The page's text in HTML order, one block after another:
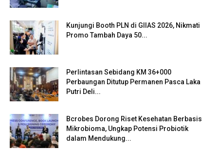
Kunjungi Booth PLN di GIIAS 2026, Nikmati
Promo Tambah Daya 50...
Perlintasan Sebidang KM 36+000
Perbaungan Ditutup Permanen Pasca Laka
Putri Deli...
Bcrobes Dorong Riset Kesehatan Berbasis
Mikrobioma, Ungkap Potensi Probiotik
dalam Mendukung...